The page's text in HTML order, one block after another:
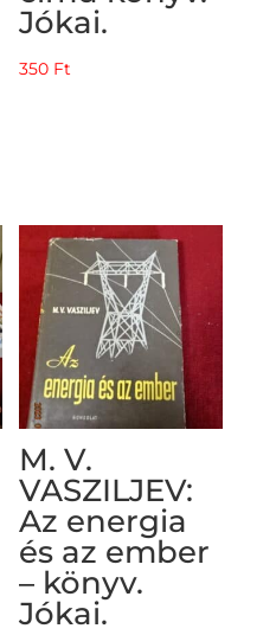
Jókai.
350 Ft
M. V.
VASZILJEV:
Az energia
és az ember
– könyv.
Jókai.